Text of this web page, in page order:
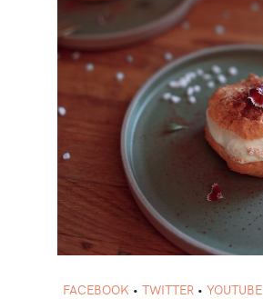
FACEBOOK • TWITTER • YOUTUBE